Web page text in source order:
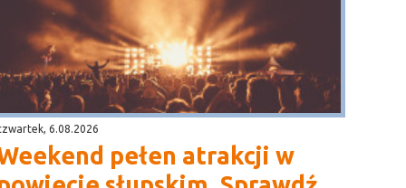
6.08.2026
pełen atrakcji w